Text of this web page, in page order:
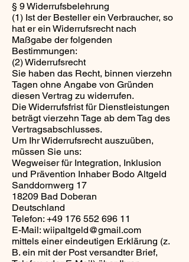
§ 9 Widerrufsbelehrung
(1) Ist der Besteller ein Verbraucher, so
hat er ein Widerrufsrecht nach
Maßgabe der folgenden
Bestimmungen:
(2) Widerrufsrecht
Sie haben das Recht, binnen vierzehn
Tagen ohne Angabe von Gründen
diesen Vertrag zu widerrufen.
Die Widerrufsfrist für Dienstleistungen
beträgt vierzehn Tage ab dem Tag des
Vertragsabschlusses.
Um Ihr Widerrufsrecht auszuüben,
müssen Sie uns:
Wegweiser für Integration, Inklusion
und Prävention Inhaber Bodo Altgeld
Sanddornwerg 17
18209 Bad Doberan
Deutschland
Telefon: +49 176 552 696 11
E-Mail: wiipaltgeld@gmail.com
mittels einer eindeutigen Erklärung (z.
B. ein mit der Post versandter Brief,